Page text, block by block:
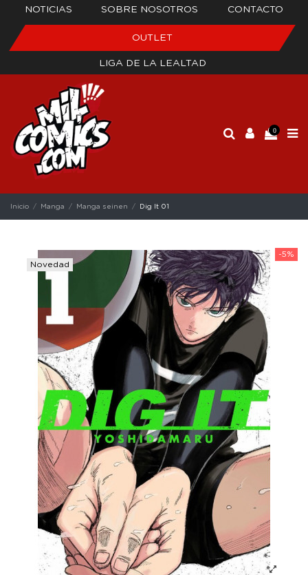
NOTICIAS SOBRE NOSOTROS CONTACTO
OUTLET
LIGA DE LA LEALTAD
0
Inicio Manga Manga seinen Dig It 01
-5%
Novedad